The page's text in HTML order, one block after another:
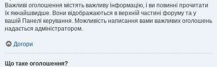
Важливі оголошення містять важливу інформацію, і ви повинні прочитати
їх якнайшвидше. Вони відображаються в верхній частині форуму та у
вашій Панелі керування. Можливість написання вами важливих оголошень
надається адміністратором.
Догори
Що таке оголошення?